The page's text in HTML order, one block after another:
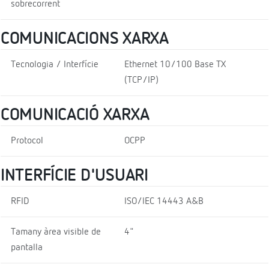
sobrecorrent
COMUNICACIONS XARXA
Tecnologia / Interfície
Ethernet 10/100 Base TX
(TCP/IP)
COMUNICACIÓ XARXA
Protocol OCPP
INTERFÍCIE D'USUARI
RFID ISO/IEC 14443 A&B
Tamany àrea visible de
pantalla
4"